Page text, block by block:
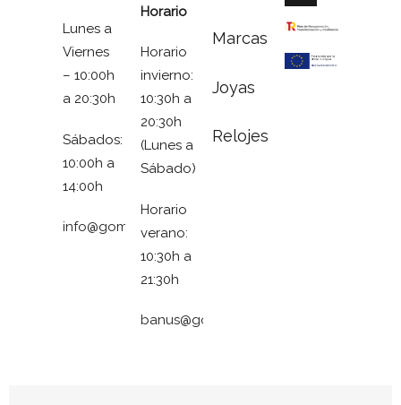
Lunes a
Viernes
– 10:00h
a 20:30h
Sábados:
10:00h a
14:00h
info@gomezymolina.com
Horario
Horario
invierno:
10:30h a
20:30h
(Lunes a
Sábado)
Horario
verano:
10:30h a
21:30h
banus@gomezymolina.com
Marcas
Joyas
Relojes